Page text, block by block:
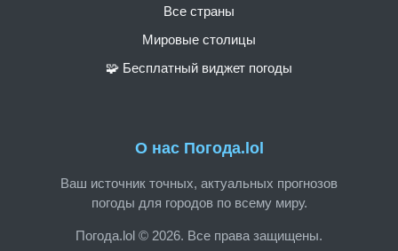
О нас Погода.lol
Ваш источник точных, актуальных прогнозов
погоды для городов по всему миру.
Погода.lol © 2026. Все права защищены.
Все страны
Мировые столицы
🧩 Бесплатный виджет погоды